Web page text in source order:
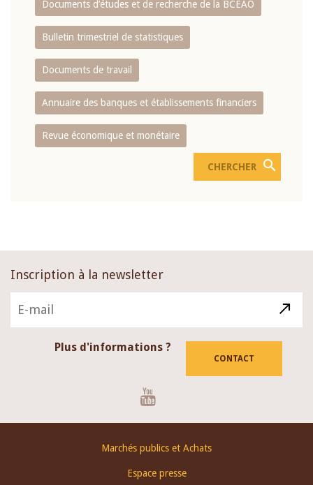
Documents d’études et de recherche de la BCEAO
Bulletin trimestriel de statistiques
Documents de travail
Annuaire des banques et établissements financiers
Revue économique et monétaire
Inscription à la newsletter
Plus d'informations ?
CONTACT
Marchés publics et Achats
Espace presse